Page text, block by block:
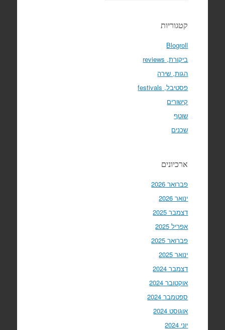
קטגוריות
Blogroll
ביקורת, reviews
הגות, שירה
פסטיבל, festivals
קישורים
שוטף
שכנים
ארכיונים
פברואר 2026
ינואר 2026
דצמבר 2025
אפריל 2025
פברואר 2025
ינואר 2025
דצמבר 2024
אוקטובר 2024
ספטמבר 2024
אוגוסט 2024
יוני 2024